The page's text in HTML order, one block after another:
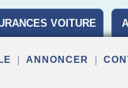
VOITURE
ANNONCER